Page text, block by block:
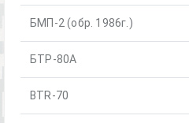
БМП-2 (обр. 1986г.)
БТР-80А
BTR-70